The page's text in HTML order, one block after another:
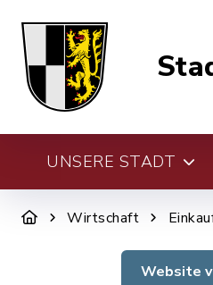
UNSERE STADT
Wirtschaft
Website